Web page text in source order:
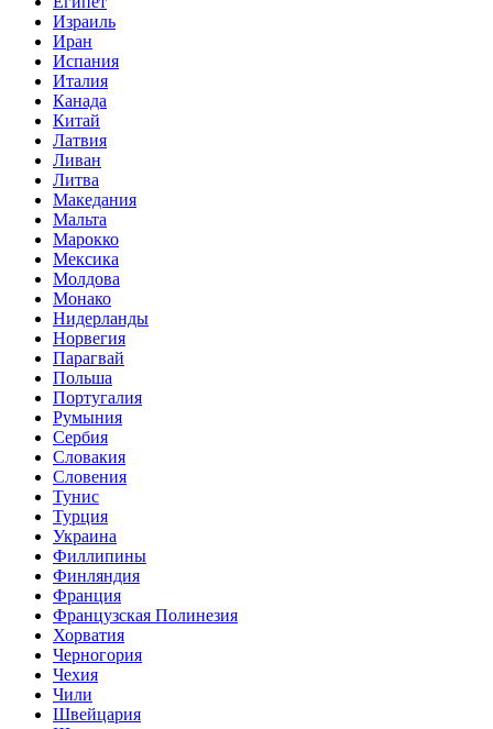
Израиль
Иран
Испания
Италия
Канада
Китай
Латвия
Ливан
Литва
Македания
Мальта
Марокко
Мексика
Молдова
Монако
Нидерланды
Норвегия
Парагвай
Польша
Португалия
Румыния
Сербия
Словакия
Словения
Тунис
Турция
Украина
Филлипины
Финляндия
Франция
Французская Полинезия
Хорватия
Черногория
Чехия
Чили
Швейцария